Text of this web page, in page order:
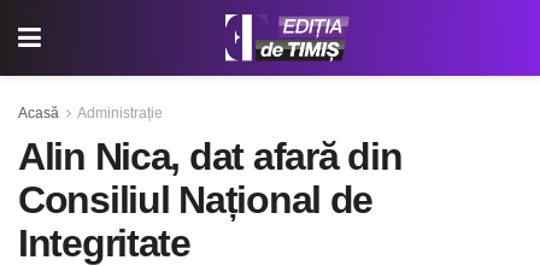
Acasă Administrație
Alin Nica, dat afară din
Consiliul Național de
Integritate